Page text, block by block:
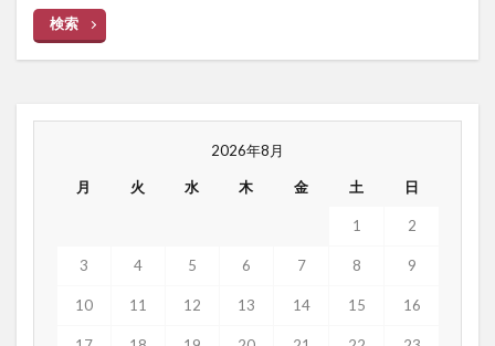
検索
2026年8月
月 火 水 木 金 土 日
1 2
3 4 5 6 7 8 9
10 11 12 13 14 15 16